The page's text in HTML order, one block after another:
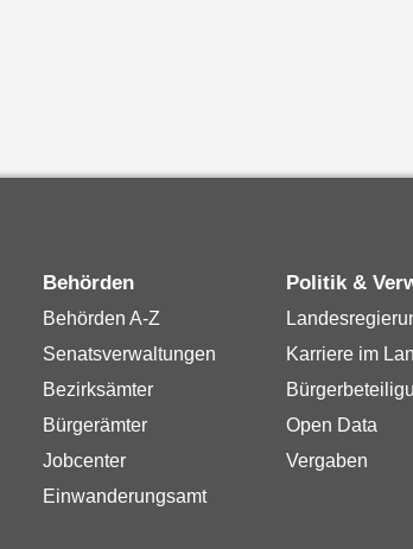
Behörden
Behörden A-Z
Senatsverwaltungen
Bezirksämter
Bürgerämter
Jobcenter
Einwanderungsamt
Politik &
Karriere im
Open Data
Vergaben